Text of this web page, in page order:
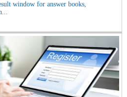
window for answer books,